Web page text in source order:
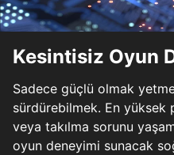
Kesintisiz Oyun
Sadece güçlü olmak
sürdürebilmek. En
veya takılma sorunu
oyun deneyimi sunacak